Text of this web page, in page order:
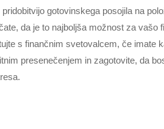
gotovinskega posojila na
da je to najboljša možnost za vašo
s finančnim svetovalcem, če imate
presenečenjem in zagotovite, da